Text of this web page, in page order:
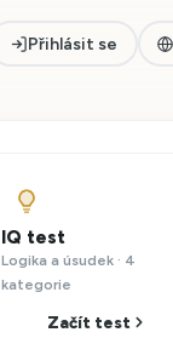
Přihlásit se
IQ test
Logika a úsudek · 4
kategorie
Začít test